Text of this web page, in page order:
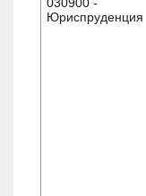
Юриспруденция